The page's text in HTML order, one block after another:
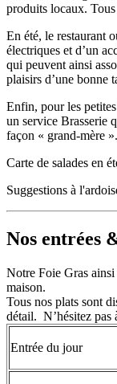
produits locaux.
En été, le restaurant
électriques et d’un
qui peuvent ainsi
plaisirs d’une bonne
Enfin, pour les
un service Brasserie
façon « grand-mère ».
Carte de salades en
Suggestions à
Nos entrées
Notre Foie Gras
maison.
Tous nos plats sont
détail. N’hésitez pas
Entrée du jour